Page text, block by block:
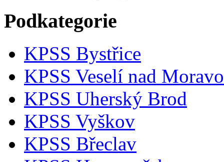
Podkategorie
KPSS Bystřice
KPSS Veselí nad
KPSS Uherský Brod
KPSS Vyškov
KPSS Břeclav